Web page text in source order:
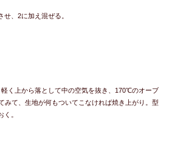
、2に加え混ぜる。
く上から落として中の空気を抜き、170℃のオーブ
みて、生地が何もついてこなければ焼き上がり。型
。